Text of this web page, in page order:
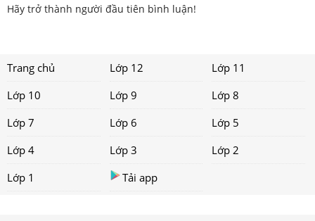
Hãy trở thành người đầu tiên bình luận!
Trang chủ Lớp 12
Lớp 11
Lớp 10
Lớp 9
Lớp 8
Lớp 7
Lớp 6
Lớp 5
Lớp 4
Lớp 3
Lớp 2
Lớp 1
Tải app